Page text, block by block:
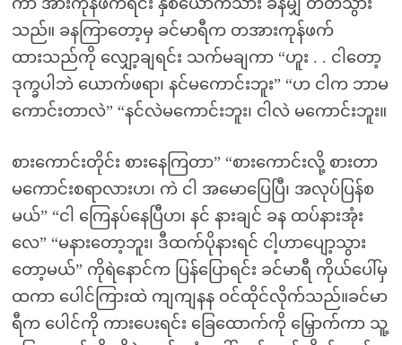
ကာ အားကုန်ဖက်ရင်း နှစ်ယောက်သား ခနမျှ တိတ်သွား
သည်။ ခနကြာတော့မှ ခင်မာရီက တအားကုန်ဖက်
ထားသည်ကို လျှော့ချရင်း သက်မချကာ “ဟူး . . ငါတော့
ဒုက္ခပါဘဲ ယောက်ဖရာ၊ နင်မကောင်းဘူး” “ဟ ငါက ဘာမ
ကောင်းတာလဲ” “နင်လဲမကောင်းဘူး၊ ငါလဲ မကောင်းဘူး။
စားကောင်းတိုင်း စားနေကြတာ” “စားကောင်းလို့ စားတာ
မကောင်းစရာလားဟ၊ ကဲ ငါ အမောပြေပြီ၊ အလုပ်ပြန်စ
မယ်” “ငါ ကြေနပ်နေပြီဟ၊ နင် နားချင် ခန ထပ်နားအုံး
လေ” “မနားတော့ဘူး၊ ဒီထက်ပိုနားရင် ငါ့ဟာပျော့သွား
တော့မယ်” ကိုရဲနောင်က ပြန်ပြောရင်း ခင်မာရီ ကိုယ်ပေါ်မှ
ထကာ ပေါင်ကြားထဲ ကျကျနန ဝင်ထိုင်လိုက်သည်။ခင်မာ
ရီက ပေါင်ကို ကားပေးရင်း ခြေထောက်ကို မြှောက်ကာ သူ့